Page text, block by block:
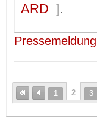
ARD ].
Pressemeldung
1 2 3